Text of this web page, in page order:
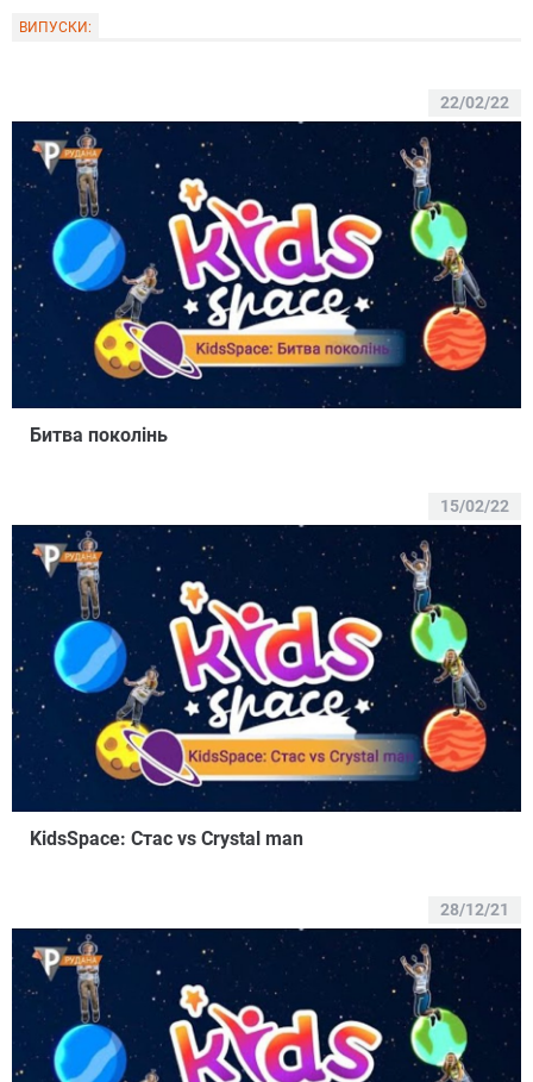
ВИПУСКИ:
22/02/22
Битва поколінь
15/02/22
KidsSpace: Стас vs Crystal man
28/12/21